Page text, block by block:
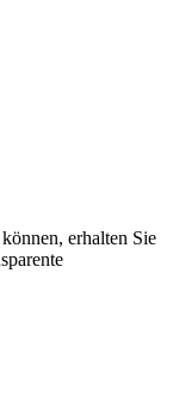
erhalten Sie